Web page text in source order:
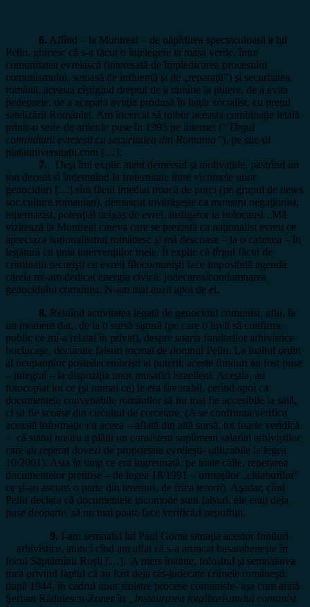
6. Aflînd – la Montreal – de năpîrlirea spectaculoasă a lui
Pelin, ghicesc că s-a făcut o înţelegere la masa verde, între
comunitatea evreiască (interesată de împiedicarea procesului
comunismului, setoasă de influenţă şi de „reparaţii”) şi securitatea
română, aceasta cîştigînd dreptul de a rămîne la putere, de a evita
pedepsele, de a acapara avuţia produsă în lagăr socialist, cu prețul
satelizării României. Am încercat să tulbur aceasta combinaţie letală
printr-o serie de articole puse în 1995 pe internet (“Tîrgul
comunitatii evreieşti cu securitatea din Romania”), pe site-ul
piatauniversitatii.com […].
7.
Deşi îmi explic atent demersul şi motivaţiile, pastrînd un
ton decent si îndemnînd la fraternitate între victimele unor
genociduri […] sînt făcut imediat troacă de porci (pe grupul de news
soc.culture.romanian), demascat tovărăşeşte ca monstru negaţionist,
hipernazist, potenţial ucigaş de evrei, instigator la holocaust . Mă
vizitează la Montreal cineva care se prezintă ca naţionalist evreu ce
apreciaza naţionalismul românesc şi mă descoase – la o cafenea – în
legătură cu ţinta intervenţiilor mele. Îi explic că tîrgul făcut de
criminalii securişti cu evreii filocomunişti face imposibilă agenda
căreia mi-am dedicat energia civică: judecarea/condamnarea
genocidului comunist. N-am mai auzit apoi de el.
8. Reluînd activitatea legată de genocidul comunist, aflu, la
un moment dat, de la o sursă sigură (pe care o invit să confirme
public ce mi-a relatat în privat), despre soarta fondurilor arhivistice
buclucaşe, declarate falsuri tocmai de domnul Pelin. La înaltul ordin
al ocupanţilor postedecembrişti ai puterii, aceste fonduri au fost puse
– integral – la dispoziţia unor musafiri israelieni. Aceştia, au
fotocopiat tot ce (şi numai ce) le era favorabil, cerînd apoi ca
documentele convenabile românilor să nu mai fie accesibile la sală,
ci să fie scoase din circuitul de cercetare. (A se confrunta/verifica
această informaţie cu aceea – aflată din altă sursă, tot foarte veridică
– că statul nostru a plătit un consistent supliment salarial arhiviştilor
care au reperat dovezi de proprietate evreieşti- utilizabile la legea
10/2001). Asta în timp ce era îngreunată, pe toate căile, reperarea
documentelor pretinse – de legea 18/1991 – urmaşilor „chiaburilor”
ce şi-au ascuns o parte din terenuri, de frica terorii). Aşadar, cînd
Pelin declara că documentele incomode sunt falsuri, ele erau deja
puse deoparte, să nu mai poată face verificări nepoftiţii.
9. I-am semnalat lui Paul Goma situaţia acestor fonduri
arhivistice, atunci cînd am aflat că s-a aruncat basarabeneşte în
focul Săptămînii Roşii […]. A mers înainte, folosind şi semnalarea
mea privind faptul că au fost deja răs-judecate crimele româneşti,
după 1944, în cadrul unor sinistre procese comuniste- aşa cum arată
Şerban Rădulescu-Zoner în
„Instaurarea totalitarismului comunist